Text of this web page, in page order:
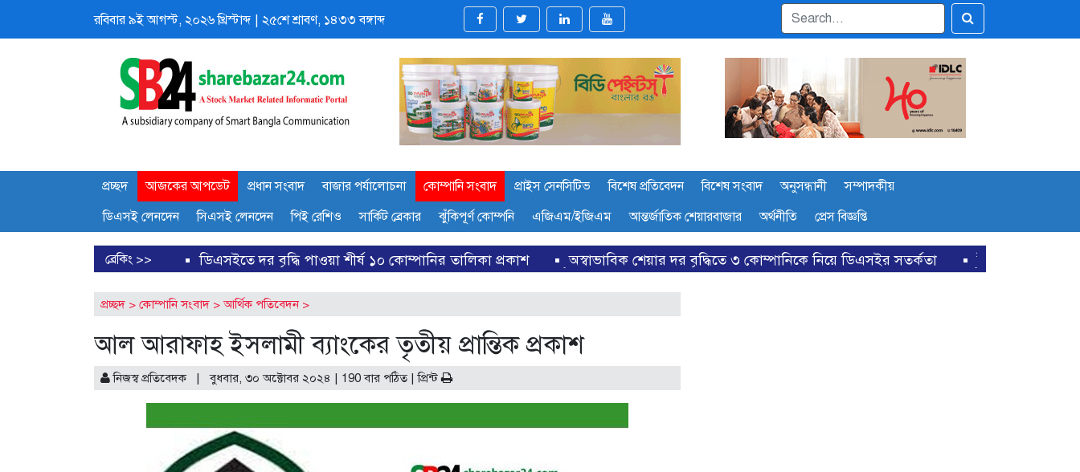
রবিবার ৯ই আগস্ট, ২০২৬ খ্রিস্টাব্দ ২৫শে শ্রাবণ, ১৪৩৩ বঙ্গাব্দ
প্রচ্ছদ আজকের আপডেট প্রধান সংবাদ বাজার পর্যালোচনা কোম্পানি সংবাদ প্রাইস সেনসিটিভ বিশেষ প্রতিবেদন বিশেষ সংবাদ অনুসন্ধানী
সম্পাদকীয়
ডিএসই লেনদেন
সিএসই লেনদেন পিই রেশিও সার্কিট ব্রেকার ঝুঁকিপূর্ণ কোম্পনি এজিএম/ইজিএম আন্তর্জাতিক শেয়ারবাজার অর্থনীতি প্রেস বিজ্ঞপ্তি
ব্রেকিং >>
ডিএসইতে দর বৃদ্ধি পাওয়া শীর্ষ ১০ কোম্পানির তালিকা প্রকাশ অস্বাভাবিক শেয়ার দর বৃদ্ধিতে ৩ কোম্পানিকে নিয়ে ডিএসইর সতর্কতা ইসলামী ইন্স্যুরেন্সের অর্ধবার্ষিকে
প্রচ্ছদ > কোম্পানি সংবাদ >আর্থিক পতিবেদন>
আল আরাফাহ ইসলামী ব্যাংকের তৃতীয় প্রান্তিক প্রকাশ
নিজস্ব প্রতিবেদক | বুধবার, ৩০ অক্টোবর ২০২৪ | 190 বার পঠিত |প্রিন্ট